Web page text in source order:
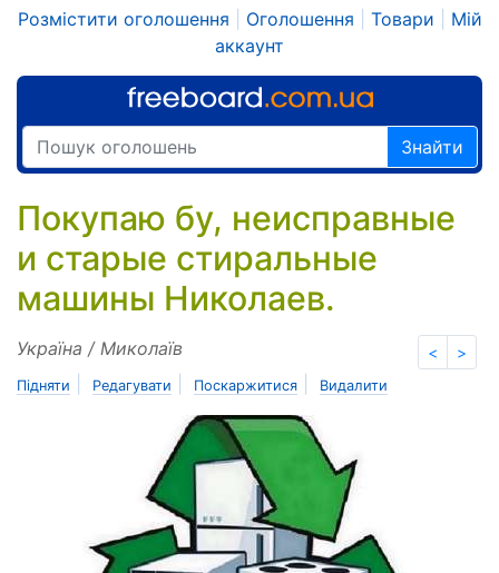
Розмістити оголошення Оголошення Товари
Мій
аккаунт
Знайти
Покупаю бу, неисправные
и старые стиральные
машины Николаев.
< >
Україна / Миколаїв
Підняти Редагувати Поскаржитися Видалити